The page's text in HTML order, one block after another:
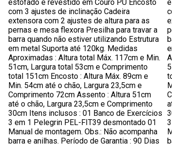
estofado e revestido em Couro PU Encosto
com 3 ajustes de inclinação Cadeira
extensora com 2 ajustes de altura para as
pernas e mesa flexora Presilha para travar a
barra quando não estiver utilizando Estrutura
em metal Suporta até 120kg. Medidas
Aproximadas : Altura total Máx. 117cm e Min.
51cm, Largura total 53cm e Comprimento
total 151cm Encosto : Altura Máx. 89cm e
Min. 54cm até o chão, Largura 23,5cm e
Comprimento 72cm Assento : Altura 51cm
até o chão, Largura 23,5cm e Comprimento
30cm Itens inclusos : 01 Banco de Exercícios
3 em 1 Pelegrin PEL-FIT39 desmontado 01
Manual de montagem. Obs.: Não acompanha
barra e anilhas. Período de Garantia : 90 Dias